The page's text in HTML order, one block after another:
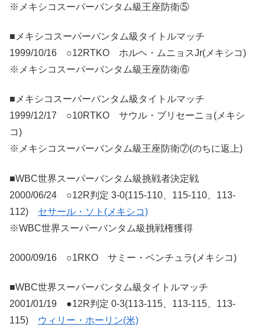
※メキシコスーパーバンタム級王座防衛⑤
■メキシコスーパーバンタム級タイトルマッチ
1999/10/16 ○12RTKO ホルヘ・ムニョスJr(メキシコ)
※メキシコスーパーバンタム級王座防衛⑥
■メキシコスーパーバンタム級タイトルマッチ
1999/12/17 ○10RTKO サウル・ブリセーニョ(メキシ
コ)
※メキシコスーパーバンタム級王座防衛⑦(のちに返上)
■WBC世界スーパーバンタム級挑戦者決定戦
2000/06/24 ○12R判定 3-0(115-110、115-110、113-
112) セサール・ソト(メキシコ)
※WBC世界スーパーバンタム級挑戦権獲得
2000/09/16 ○1RKO サミー・ベンチュラ(メキシコ)
■WBC世界スーパーバンタム級タイトルマッチ
2001/01/19 ●12R判定 0-3(113-115、113-115、113-
115)
ウィリー・ホーリン(米)